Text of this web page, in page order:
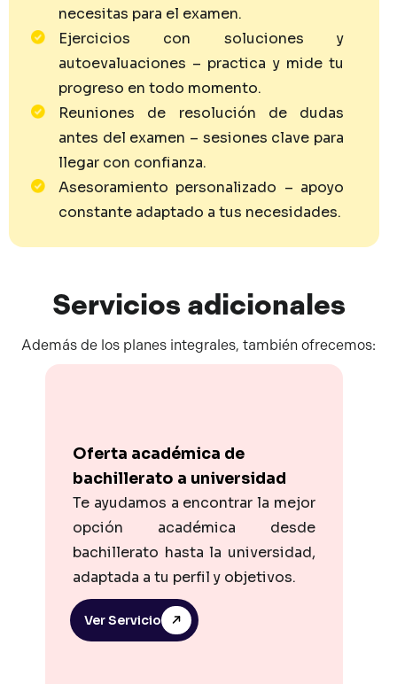
necesitas para el examen.
Ejercicios con soluciones y
autoevaluaciones – practica y mide tu
progreso en todo momento.
Reuniones de resolución de dudas
antes del examen – sesiones clave para
llegar con confianza.
Asesoramiento personalizado – apoyo
constante adaptado a tus necesidades.
Servicios adicionales
Además de los planes integrales, también ofrecemos:
Oferta académica de
bachillerato a universidad
Te ayudamos a encontrar la mejor
opción académica desde
bachillerato hasta la universidad,
adaptada a tu perfil y objetivos.
Ver Servicio